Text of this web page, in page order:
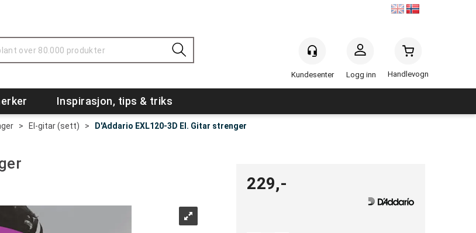
Logg inn Handlevogn
Inspirasjon, tips & triks
> El-gitar (sett) > D'Addario EXL120-3D El. Gitar strenger
229,-